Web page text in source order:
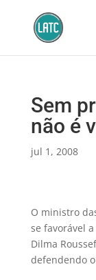
Sem
não é
jul 1, 2008
O ministro
se favorável
Dilma
defendendo